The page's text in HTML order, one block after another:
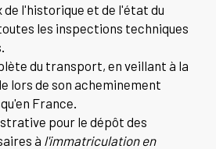
l'historique et de l'état du
les inspections techniques
du transport, en veillant à la
lors de son acheminement
France.
pour le dépôt des
à l'immatriculation en